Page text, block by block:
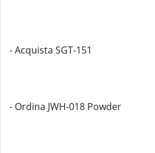
- Acquista SGT-151
- Ordina JWH-018 Powder